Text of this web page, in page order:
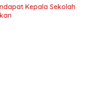
Kepala Sekolah